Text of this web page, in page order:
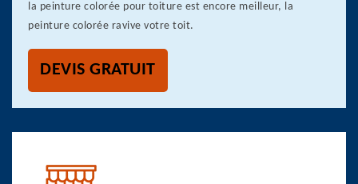
la peinture colorée pour toiture est encore meilleur, la
peinture colorée ravive votre toit.
DEVIS GRATUIT